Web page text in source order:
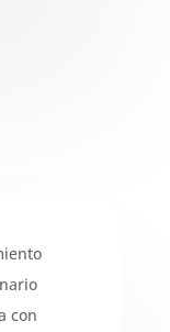
con